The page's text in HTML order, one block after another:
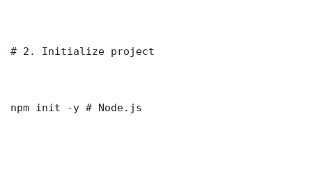
# 2. Initialize project
npm init -y # Node.js